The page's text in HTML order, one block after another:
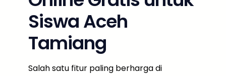
Siswa Aceh
Tamiang
Salah satu fitur paling berharga di